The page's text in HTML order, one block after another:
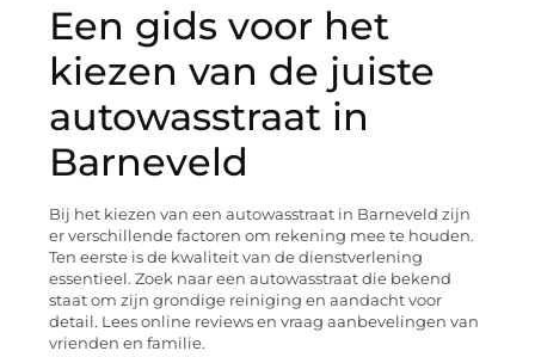
Een gids voor het
kiezen van de juiste
autowasstraat in
Barneveld
Bij het kiezen van een autowasstraat in Barneveld zijn
er verschillende factoren om rekening mee te houden.
Ten eerste is de kwaliteit van de dienstverlening
essentieel. Zoek naar een autowasstraat die bekend
staat om zijn grondige reiniging en aandacht voor
detail. Lees online reviews en vraag aanbevelingen van
vrienden en familie.